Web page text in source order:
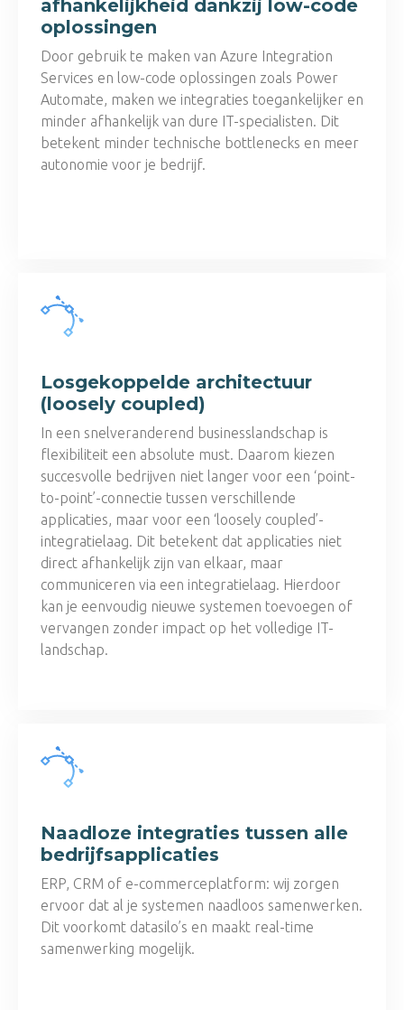
afhankelijkheid dankzij low-code
oplossingen
Door gebruik te maken van Azure Integration
Services en low-code oplossingen zoals Power
Automate, maken we integraties toegankelijker en
minder afhankelijk van dure IT-specialisten. Dit
betekent minder technische bottlenecks en meer
autonomie voor je bedrijf.
Losgekoppelde architectuur
(loosely coupled)
In een snelveranderend businesslandschap is
flexibiliteit een absolute must. Daarom kiezen
succesvolle bedrijven niet langer voor een ‘point-
to-point’-connectie tussen verschillende
applicaties, maar voor een ‘loosely coupled’-
integratielaag. Dit betekent dat applicaties niet
direct afhankelijk zijn van elkaar, maar
communiceren via een integratielaag. Hierdoor
kan je eenvoudig nieuwe systemen toevoegen of
vervangen zonder impact op het volledige IT-
landschap.
Naadloze integraties tussen alle
bedrijfsapplicaties
ERP, CRM of e-commerceplatform: wij zorgen
ervoor dat al je systemen naadloos samenwerken.
Dit voorkomt datasilo’s en maakt real-time
samenwerking mogelijk.